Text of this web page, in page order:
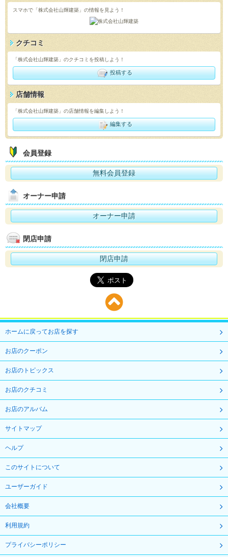
スマホで「株式会社山輝建築」の情報を見よう！
クチコミ
「株式会社山輝建築」のクチコミを投稿しよう！
投稿する
店舗情報
「株式会社山輝建築」の店舗情報を編集しよう！
編集する
会員登録
無料会員登録
オーナー申請
オーナー申請
閉店申請
閉店申請
ホームに戻ってお店を探す
お店のクーポン
お店のトピックス
お店のクチコミ
お店のアルバム
サイトマップ
ヘルプ
このサイトについて
ユーザーガイド
会社概要
利用規約
プライバシーポリシー